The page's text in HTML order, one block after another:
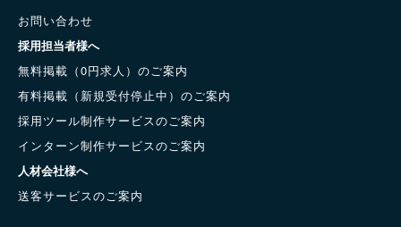
お問い合わせ
採用担当者様へ
無料掲載（0円求人）のご案内
有料掲載（新規受付停止中）のご案内
採用ツール制作サービスのご案内
インターン制作サービスのご案内
人材会社様へ
送客サービスのご案内